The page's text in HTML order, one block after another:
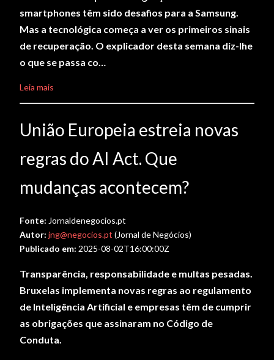
smartphones têm sido desafios para a Samsung.
Mas a tecnológica começa a ver os primeiros sinais
de recuperação. O explicador desta semana diz-lhe
o que se passa co…
Leia mais
União Europeia estreia novas
regras do AI Act. Que
mudanças acontecem?
Fonte: Jornaldenegocios.pt
Autor: jng@negocios.pt (Jornal de Negócios)
Publicado em: 2025-08-02T16:00:00Z
Transparência, responsabilidade e multas pesadas.
Bruxelas implementa novas regras ao regulamento
de Inteligência Artificial e empresas têm de cumprir
as obrigações que assinaram no Código de
Conduta.